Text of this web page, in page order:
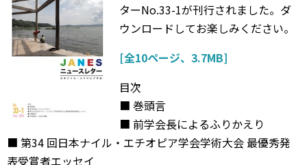
ターNo.33-1が刊行されました。ダ
ウンロードしてお楽しみください。
[全10ページ、3.7MB]
目次
■ 巻頭言
■ 前学会長によるふりかえり
■ 第34 回日本ナイル・エチオピア学会学術大会 最優秀発
表受賞者エッセイ